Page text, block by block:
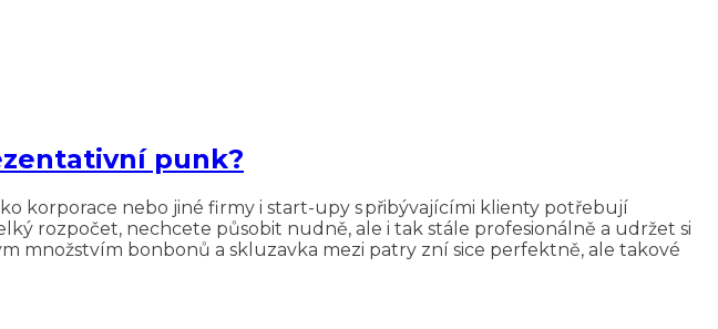
punk?
korporace nebo jiné firmy i start-upy s přibývajícími klienty potřebují
rozpočet, nechcete působit nudně, ale i tak stále profesionálně a udržet si
množstvím bonbonů a skluzavka mezi patry zní sice perfektně, ale takové